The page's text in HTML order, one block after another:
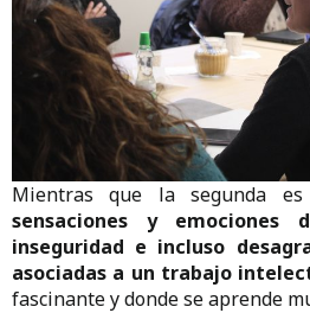
Mientras que la segunda
sensaciones y emociones
inseguridad e incluso
asociadas a un trabajo
fascinante y donde se aprende